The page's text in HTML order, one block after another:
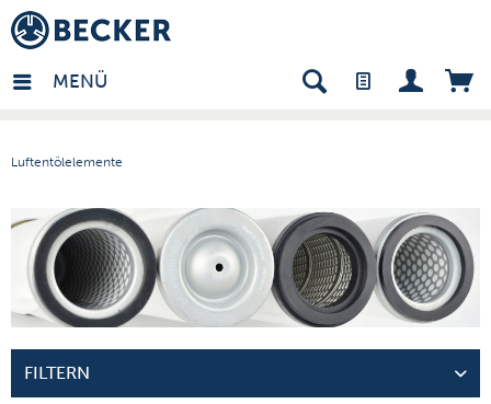
MENÜ
Luftentölelemente
- DE
FILTERN